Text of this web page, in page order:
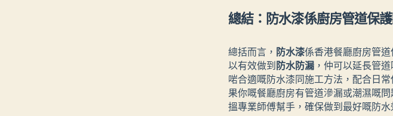
總結：防水漆係廚房管道保
總括而言， 防水漆係香港餐廳廚房管
以有效做到防水防漏 ，仲可以延長管
啱合適嘅防水漆同施工方法，配合日
果你嘅餐廳廚房有管道滲漏或潮濕嘅
搵專業師傅幫手，確保做到最好嘅防水